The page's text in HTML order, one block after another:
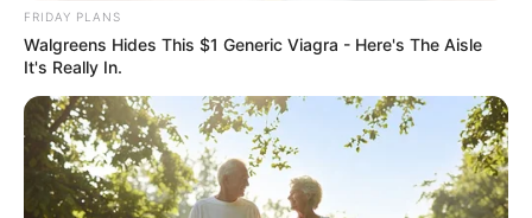
FRIDAY PLANS
Walgreens Hides This $1 Generic Viagra - Here's The Aisle
It's Really In.